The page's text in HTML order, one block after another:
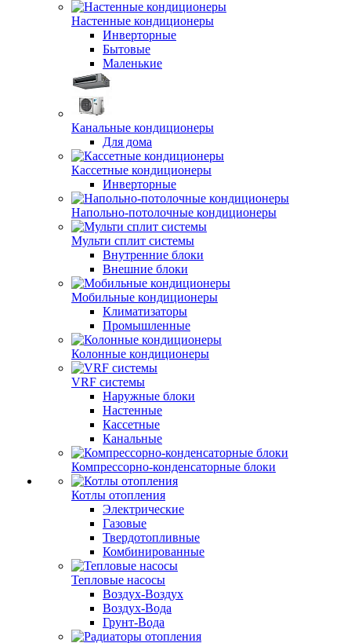
Настенные кондиционеры
Инверторные
Бытовые
Маленькие
Канальные кондиционеры
Для дома
Кассетные кондиционеры
Инверторные
Напольно-потолочные кондиционеры
Мульти сплит системы
Внутренние блоки
Внешние блоки
Мобильные кондиционеры
Климатизаторы
Промышленные
Колонные кондиционеры
VRF системы
Наружные блоки
Настенные
Кассетные
Канальные
Компрессорно-конденсаторные блоки
Котлы отопления
Электрические
Газовые
Твердотопливные
Комбинированные
Тепловые насосы
Воздух-Воздух
Воздух-Вода
Грунт-Вода